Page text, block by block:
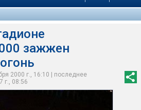
зажжен
2000 г., 16:10 | последнее
г., 08:56